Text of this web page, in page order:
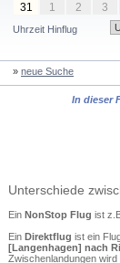
31
1 2 3
Uhrzeit Hinflug
» neue Suche
In dieser
Unterschiede
Ein NonStop Flug ist
Ein Direktflug ist ein
[Langenhagen] nach
Zwischenlandungen